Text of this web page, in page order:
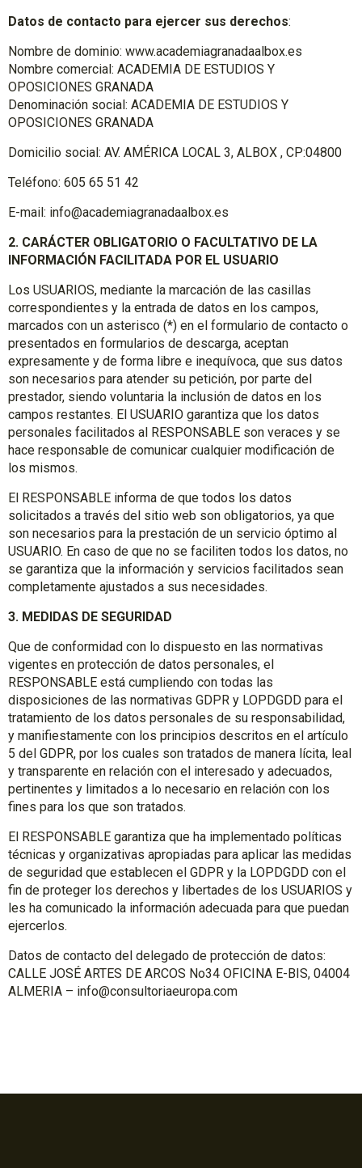
Datos de contacto para ejercer sus derechos:
Nombre de dominio: www.academiagranadaalbox.es
Nombre comercial: ACADEMIA DE ESTUDIOS Y
OPOSICIONES GRANADA
Denominación social: ACADEMIA DE ESTUDIOS Y
OPOSICIONES GRANADA
Domicilio social: AV. AMÉRICA LOCAL 3, ALBOX , CP:04800
Teléfono: 605 65 51 42
E-mail: info@academiagranadaalbox.es
2. CARÁCTER OBLIGATORIO O FACULTATIVO DE LA
INFORMACIÓN FACILITADA POR EL USUARIO
Los USUARIOS, mediante la marcación de las casillas
correspondientes y la entrada de datos en los campos,
marcados con un asterisco (*) en el formulario de contacto o
presentados en formularios de descarga, aceptan
expresamente y de forma libre e inequívoca, que sus datos
son necesarios para atender su petición, por parte del
prestador, siendo voluntaria la inclusión de datos en los
campos restantes. El USUARIO garantiza que los datos
personales facilitados al RESPONSABLE son veraces y se
hace responsable de comunicar cualquier modificación de
los mismos.
El RESPONSABLE informa de que todos los datos
solicitados a través del sitio web son obligatorios, ya que
son necesarios para la prestación de un servicio óptimo al
USUARIO. En caso de que no se faciliten todos los datos, no
se garantiza que la información y servicios facilitados sean
completamente ajustados a sus necesidades.
3. MEDIDAS DE SEGURIDAD
Que de conformidad con lo dispuesto en las normativas
vigentes en protección de datos personales, el
RESPONSABLE está cumpliendo con todas las
disposiciones de las normativas GDPR y LOPDGDD para el
tratamiento de los datos personales de su responsabilidad,
y manifiestamente con los principios descritos en el artículo
5 del GDPR, por los cuales son tratados de manera lícita, leal
y transparente en relación con el interesado y adecuados,
pertinentes y limitados a lo necesario en relación con los
fines para los que son tratados.
El RESPONSABLE garantiza que ha implementado políticas
técnicas y organizativas apropiadas para aplicar las medidas
de seguridad que establecen el GDPR y la LOPDGDD con el
fin de proteger los derechos y libertades de los USUARIOS y
les ha comunicado la información adecuada para que puedan
ejercerlos.
Datos de contacto del delegado de protección de datos:
CALLE JOSÉ ARTES DE ARCOS No34 OFICINA E-BIS, 04004
ALMERIA – info@consultoriaeuropa.com